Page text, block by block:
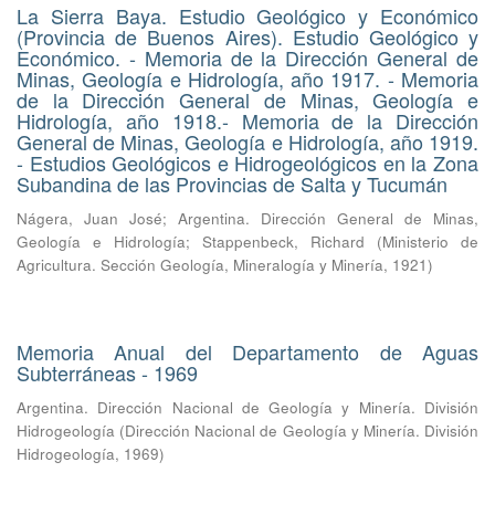
La Sierra Baya. Estudio Geológico y Económico
(Provincia de Buenos Aires). Estudio Geológico y
Económico. - Memoria de la Dirección General de
Minas, Geología e Hidrología, año 1917. - Memoria
de la Dirección General de Minas, Geología e
Hidrología, año 1918.- Memoria de la Dirección
General de Minas, Geología e Hidrología, año 1919.
- Estudios Geológicos e Hidrogeológicos en la Zona
Subandina de las Provincias de Salta y Tucumán
Nágera, Juan José; Argentina. Dirección General de Minas,
Geología e Hidrología; Stappenbeck, Richard (Ministerio de
Agricultura. Sección Geología, Mineralogía y Minería, 1921)
Memoria Anual del Departamento de Aguas
Subterráneas - 1969
Argentina. Dirección Nacional de Geología y Minería. División
Hidrogeología (Dirección Nacional de Geología y Minería. División
Hidrogeología, 1969)